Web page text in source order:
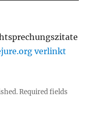
verlinkt
Required fields